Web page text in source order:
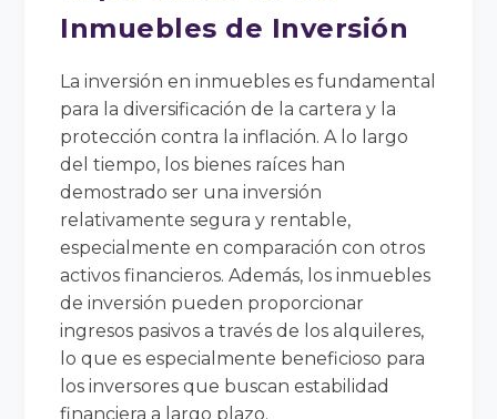
Inmuebles de Inversión
La inversión en inmuebles es fundamental
para la diversificación de la cartera y la
protección contra la inflación. A lo largo
del tiempo, los bienes raíces han
demostrado ser una inversión
relativamente segura y rentable,
especialmente en comparación con otros
activos financieros. Además, los inmuebles
de inversión pueden proporcionar
ingresos pasivos a través de los alquileres,
lo que es especialmente beneficioso para
los inversores que buscan estabilidad
financiera a largo plazo.